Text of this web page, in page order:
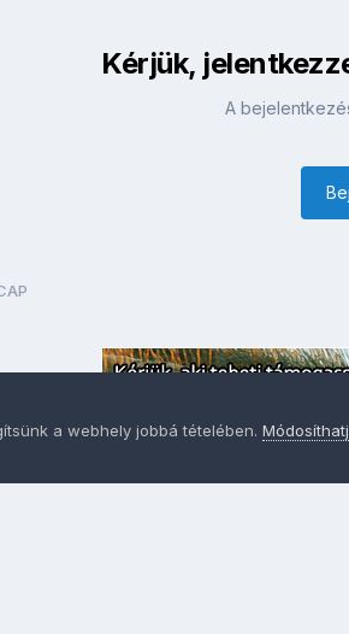
Kérjük,
A
a webhely jobbá tételében.